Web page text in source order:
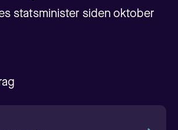
statsminister siden oktober